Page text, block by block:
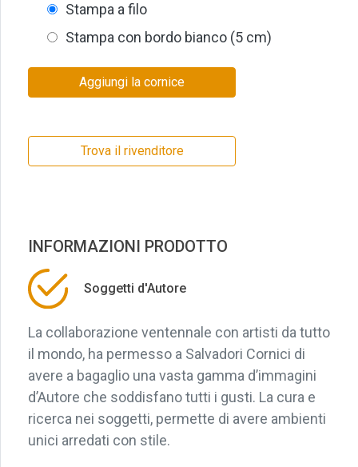
Stampa a filo
Stampa con bordo bianco (5 cm)
Aggiungi la cornice
Trova il rivenditore
INFORMAZIONI PRODOTTO
Soggetti d'Autore
La collaborazione ventennale con artisti da tutto
il mondo, ha permesso a Salvadori Cornici di
avere a bagaglio una vasta gamma d’immagini
d’Autore che soddisfano tutti i gusti. La cura e
ricerca nei soggetti, permette di avere ambienti
unici arredati con stile.